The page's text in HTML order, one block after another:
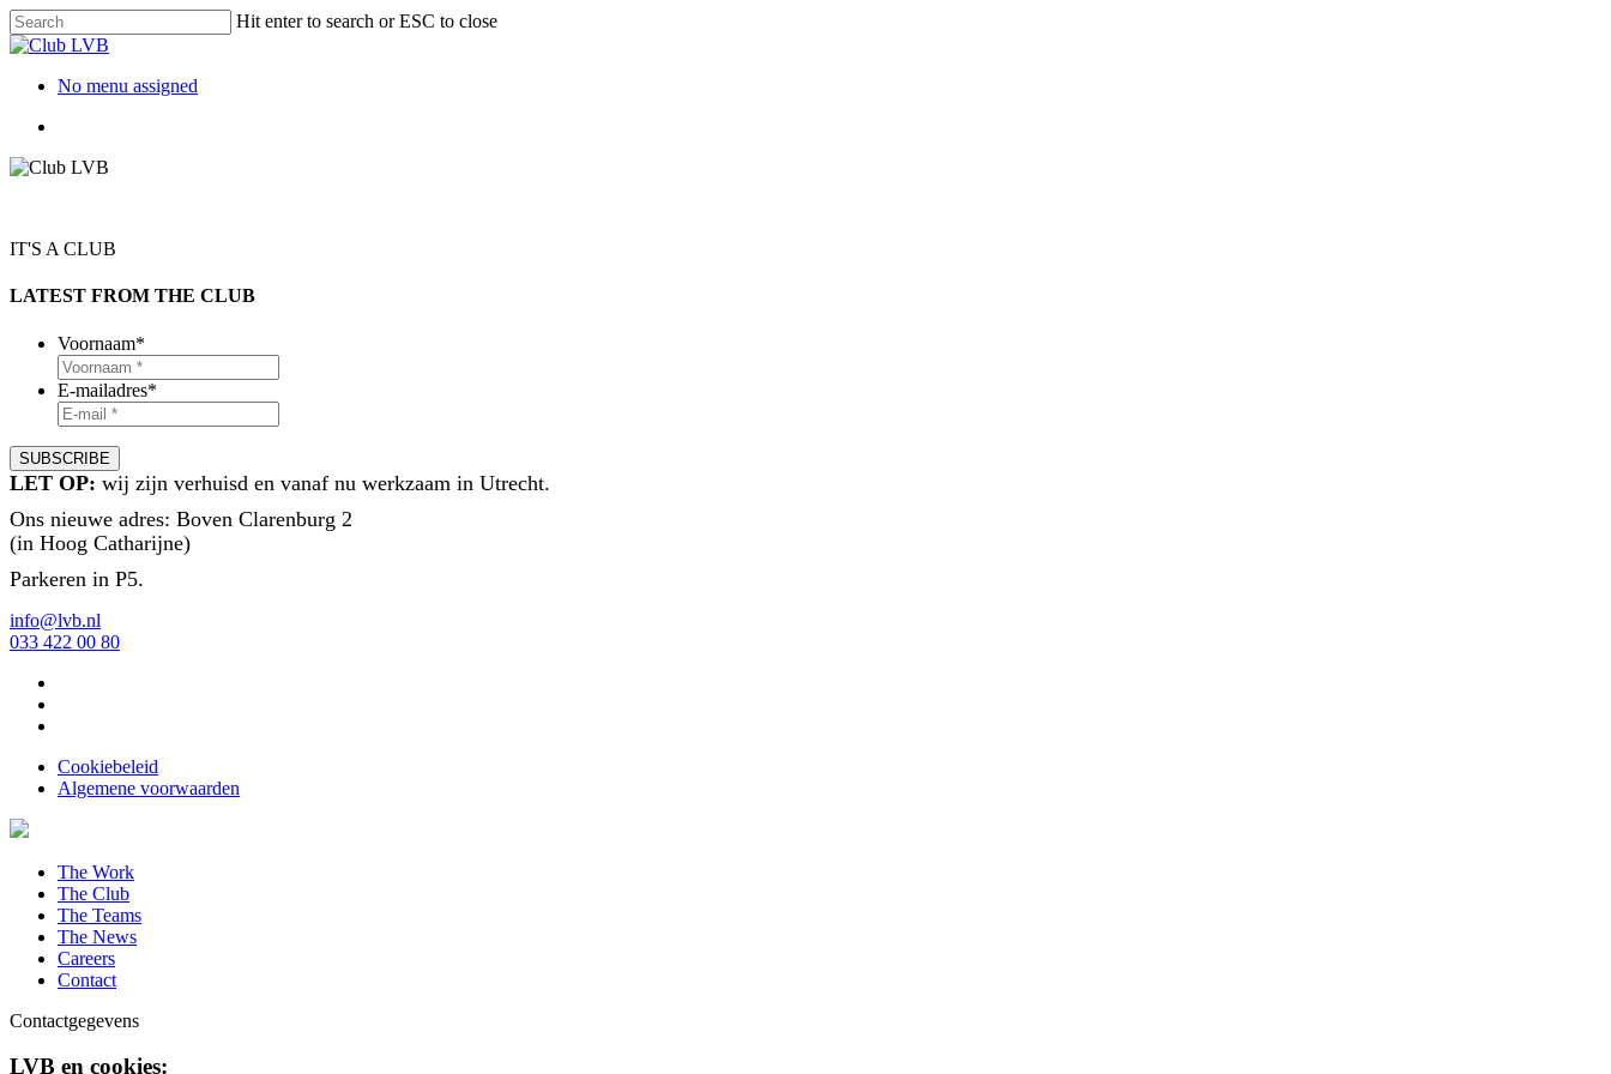
Hit enter to search or ESC to close
No menu assigned
IT'S A CLUB
LATEST FROM THE CLUB
Voornaam*
E-mailadres*
LET OP: wij zijn verhuisd en vanaf nu werkzaam in Utrecht.
Ons nieuwe adres: Boven Clarenburg 2
(in Hoog Catharijne)
Parkeren in P5.
info@lvb.nl
033 422 00 80
Cookiebeleid
Algemene voorwaarden
The Work
The Club
The Teams
The News
Careers
Contact
Contactgegevens
LVB en cookies: